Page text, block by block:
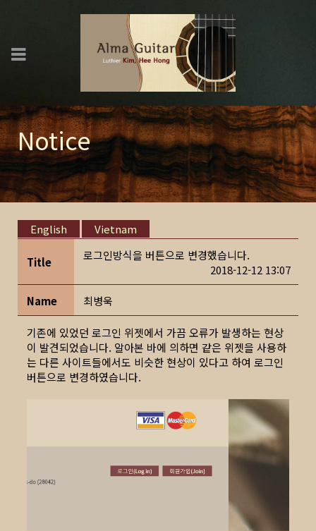
Notice
English Vietnam
Title
로그인방식을 버튼으로 변경했습니다.
2018-12-12 13:07
Name 최병욱
기존에 있었던 로그인 위젯에서 가끔 오류가 발생하는 현상
이 발견되었습니다. 알아본 바에 의하면 같은 위젯을 사용하
는 다른 사이트들에서도 비슷한 현상이 있다고 하여 로그인
버튼으로 변경하였습니다.